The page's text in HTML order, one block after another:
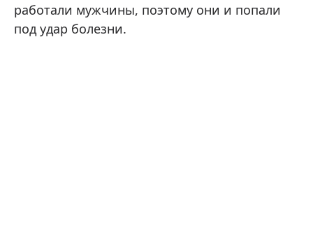
работали мужчины, поэтому они и попали
под удар болезни.